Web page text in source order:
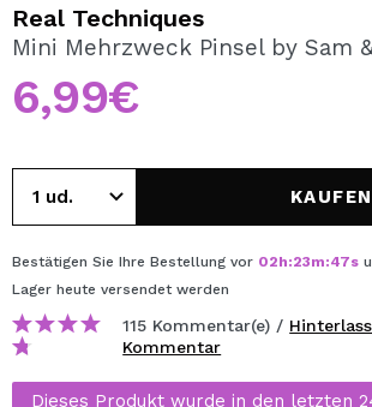
REGISTRIEREN
Durch die Erstellung eines Kontos bei
können Sie Ihre Einkäufe schnell
Real Techniques
Mini Mehrzweck Pinsel by Sam
6,99€
KAUFEN
Bestätigen Sie Ihre Bestellung vor 02h:23m:46s
Lager heute versendet werden
115 Kommentar(e) /
Kommentar
Dieses Produkt wurde in den letzten